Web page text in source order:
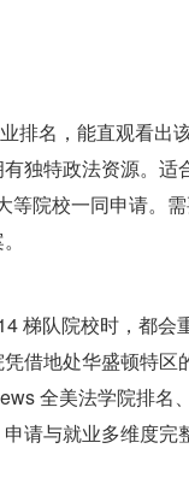
排名，能直观看出
独特政法资源。
院校一同申请。
梯队院校时，都
借地处华盛顿特
全美法学院排
请与就业多维度完